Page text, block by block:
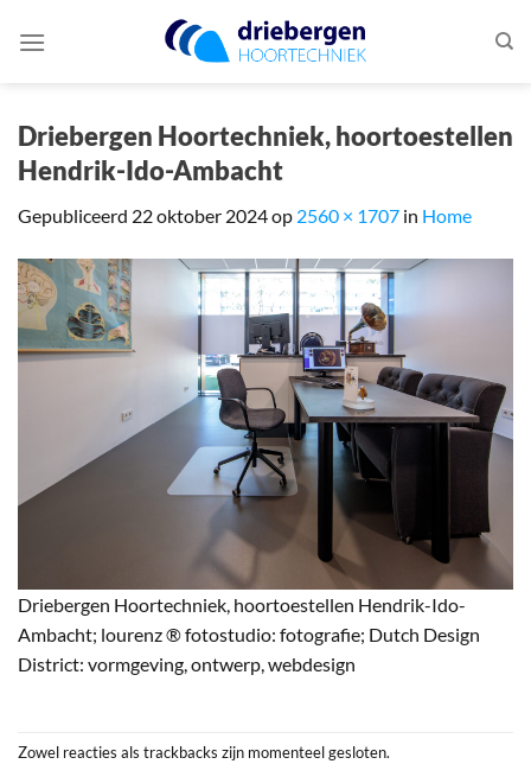
naar
Driebergen Hoortechniek, hoortoestellen
Hendrik-Ido-Ambacht
Gepubliceerd 22 oktober 2024op 2560 × 1707 in Home
Driebergen Hoortechniek, hoortoestellen Hendrik-Ido-
Ambacht; lourenz ® fotostudio: fotografie; Dutch Design
District: vormgeving, ontwerp, webdesign
Zowel reacties als trackbacks zijn momenteel gesloten.